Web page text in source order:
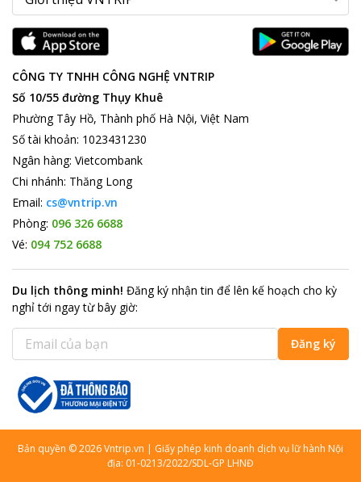
CÔNG TY TNHH CÔNG NGHỆ VNTRIP
Số 10/55 đường Thụy Khuê
Phường Tây Hồ, Thành phố Hà Nội, Việt Nam
Số tài khoản: 1023431230
Ngân hàng: Vietcombank
Chi nhánh: Thăng Long
Email: cs@vntrip.vn
Phòng: 096 326 6688
Vé: 094 752 6688
Du lịch thông minh! Đăng ký nhận tin để lên kế hoạch cho kỳ
nghỉ tới ngay từ bây giờ:
Đăng ký
Bản quyền ©2026Vntrip.vn | Giấy phép kinh doanh dịch vụ lữ hành Nội
địa: 01-0213/2022/SDL-GP LHNĐ